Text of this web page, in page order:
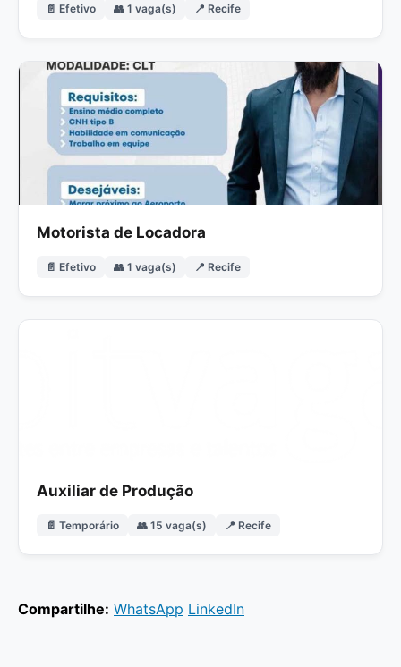
📄 Efetivo 👥 1 vaga(s) 📍 Recife
Motorista de Locadora
📄 Efetivo 👥 1 vaga(s) 📍 Recife
Auxiliar de Produção
📄 Temporário 👥 15 vaga(s) 📍 Recife
Compartilhe: WhatsApp LinkedIn